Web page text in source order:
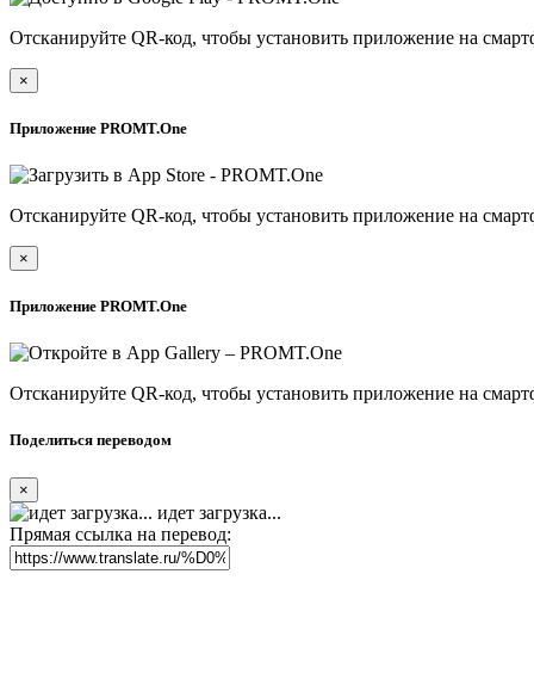
Отсканируйте QR-код, чтобы установить приложение на
×
Приложение PROMT.One
Отсканируйте QR-код, чтобы установить приложение на
×
Приложение PROMT.One
Отсканируйте QR-код, чтобы установить приложение на
Поделиться переводом
×
идет загрузка...
Прямая ссылка на перевод: